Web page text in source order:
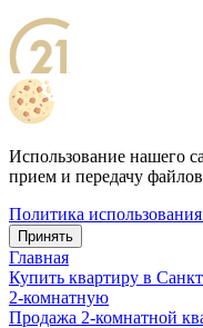
Использование нашего
прием и передачу
Политика
Принять
Главная
Купить квартиру в
2-комнатную
Продажа 2-комнатной